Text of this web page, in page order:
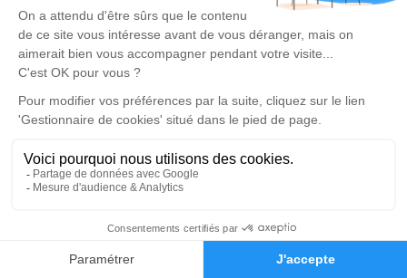
Faire-part Hommages
Un service de plantation d’arbre hommage estdisponible
mercredi 04 janvier 2023 à 15h00
Eglise St Blaise 10 place Verdun
69126 Brindas
Je rends hommage